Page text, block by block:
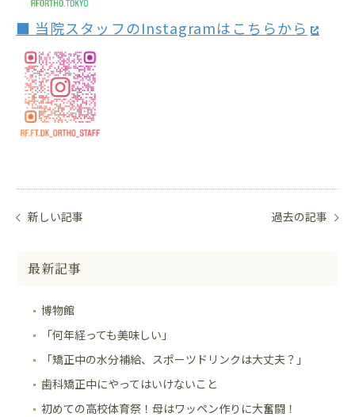
■ 当院スタッフのInstagramはこちらから
新しい記事 過去の記事
最新記事
博物館
「何年経っても美味しい」
「矯正中の水分補給、スポーツドリンクは大丈夫？」
歯科矯正中にやってはいけないこと
初めての高校体育祭！母はワッペン作りに大奮闘！